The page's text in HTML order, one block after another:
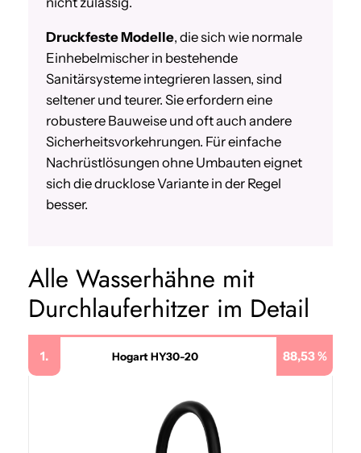
Druckfeste Modelle, die sich wie normale
Einhebelmischer in bestehende
Sanitärsysteme integrieren lassen, sind
seltener und teurer. Sie erfordern eine
robustere Bauweise und oft auch andere
Sicherheitsvorkehrungen. Für einfache
Nachrüstlösungen ohne Umbauten eignet
sich die drucklose Variante in der Regel
besser.
Alle Wasserhähne mit
Durchlauferhitzer im Detail
1. Hogart HY30-20 88,53 %